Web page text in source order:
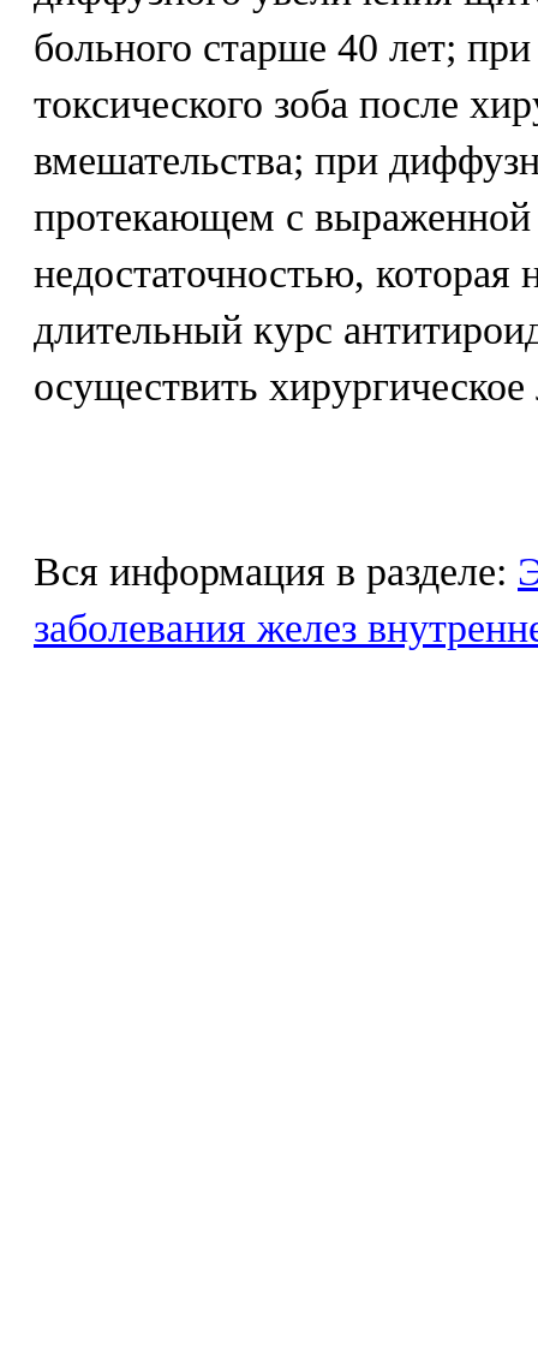
больного старше 40 лет;
токсического зоба после
вмешательства; при
протекающем с выраженной
недостаточностью, которая
длительный курс
осуществить хирургическое
Вся информация в разделе:
заболевания желез